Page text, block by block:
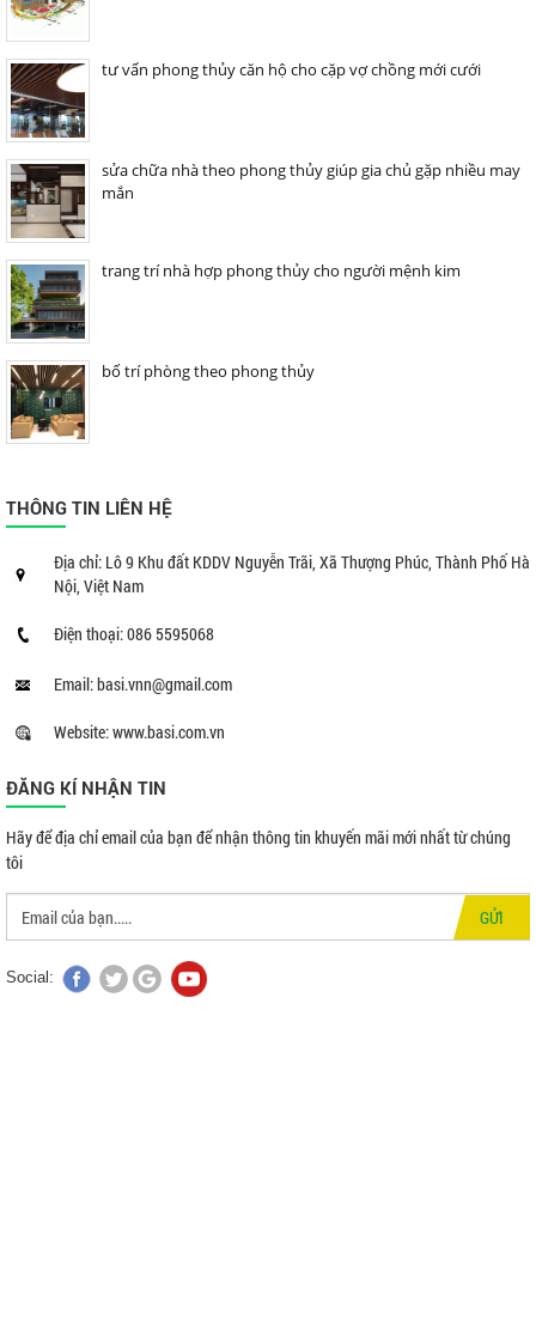
tư vấn phong thủy căn hộ cho cặp vợ chồng mới cưới
sửa chữa nhà theo phong thủy giúp gia chủ gặp nhiều may
mắn
trang trí nhà hợp phong thủy cho người mệnh kim
bố trí phòng theo phong thủy
THÔNG TIN LIÊN HỆ
Địa chỉ: Lô 9 Khu đất KDDV Nguyễn Trãi, Xã Thượng Phúc, Thành Phố Hà
Nội, Việt Nam
Điện thoại: 086 5595068
Email: basi.vnn@gmail.com
Website: www.basi.com.vn
ĐĂNG KÍ NHẬN TIN
Hãy để địa chỉ email của bạn để nhận thông tin khuyến mãi mới nhất từ chúng
tôi
GỬI
Social: